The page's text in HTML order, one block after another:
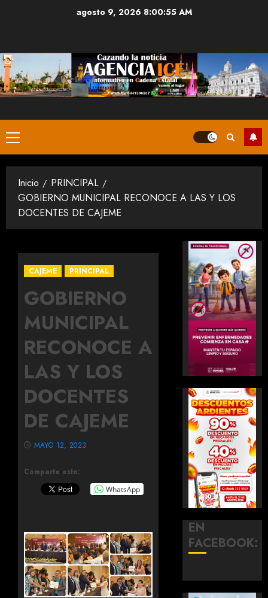
agosto 9, 2026 8:00:56 AM
Menú
principal
Inicio
PRINCIPAL
GOBIERNO MUNICIPAL RECONOCE A LAS Y LOS
DOCENTES DE CAJEME
CAJEME PRINCIPAL
GOBIERNO
MUNICIPAL
RECONOCE A
LAS Y LOS
DOCENTES
DE CAJEME
Comparte esto:
WhatsApp
MAYO 12, 2023
EN
FACEBOOK: